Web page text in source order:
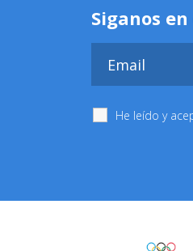
Siganos
He leído y